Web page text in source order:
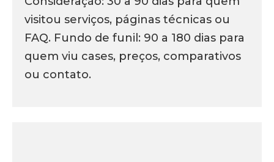
visitou serviços, páginas técnicas ou
FAQ. Fundo de funil: 90 a 180 dias para
quem viu cases, preços, comparativos
ou contato.